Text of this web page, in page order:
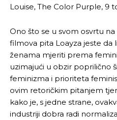
Louise, The Color Purple, 9
Ono što se u svom osvrtu
filmova pita Loayza jeste da
ženama mjeriti prema
uzimajući u obzir poprilično
feminizma i prioriteta
ovim retoričkim pitanjem
kako je, s jedne strane,
industriji dobra radi